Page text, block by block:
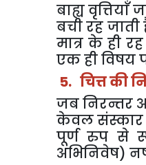
बाह्यवृत्तियाँ
बचीरह जाती
मात्र के ही रह
एकहीविषय
5. चित्तकी
जबनिरन्तर
केवलसंस्कार
पूर्ण रुप से
अभिनिवेष)